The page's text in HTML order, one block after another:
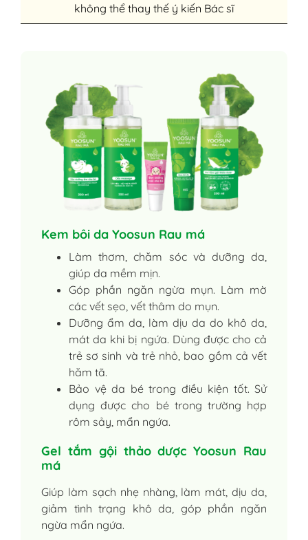
không thể thay thế ý kiến Bác sĩ
Kem bôi da Yoosun Rau má
Làm thơm, chăm sóc và dưỡng da,
giúp da mềm mịn.
Góp phần ngăn ngừa mụn. Làm mờ
các vết sẹo, vết thâm do mụn.
Dưỡng ẩm da, làm dịu da do khô da,
mát da khi bị ngứa. Dùng được cho cả
trẻ sơ sinh và trẻ nhỏ, bao gồm cả vết
hăm tã.
Bảo vệ da bé trong điều kiện tốt. Sử
dụng được cho bé trong trường hợp
rôm sảy, mẩn ngứa.
Gel tắm gội thảo dược Yoosun Rau
má
Giúp làm sạch nhẹ nhàng, làm mát, dịu da,
giảm tình trạng khô da, góp phần ngăn
ngừa mẩn ngứa.